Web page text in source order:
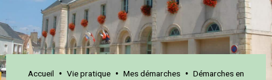
Accueil • Vie pratique • Mes démarches • Démarches en